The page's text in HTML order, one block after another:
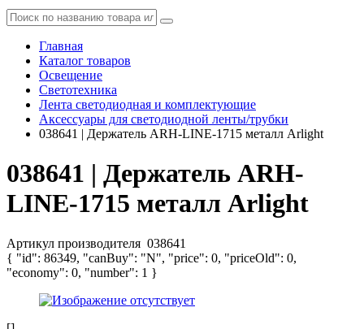
Главная
Каталог товаров
Освещение
Светотехника
Лента светодиодная и комплектующие
Аксессуары для светодиодной ленты/трубки
038641 | Держатель ARH-LINE-1715 металл Arlight
038641 | Держатель ARH-
LINE-1715 металл Arlight
Артикул производителя 038641
{ "id": 86349, "canBuy": "N", "price": 0, "priceOld": 0,
"economy": 0, "number": 1 }